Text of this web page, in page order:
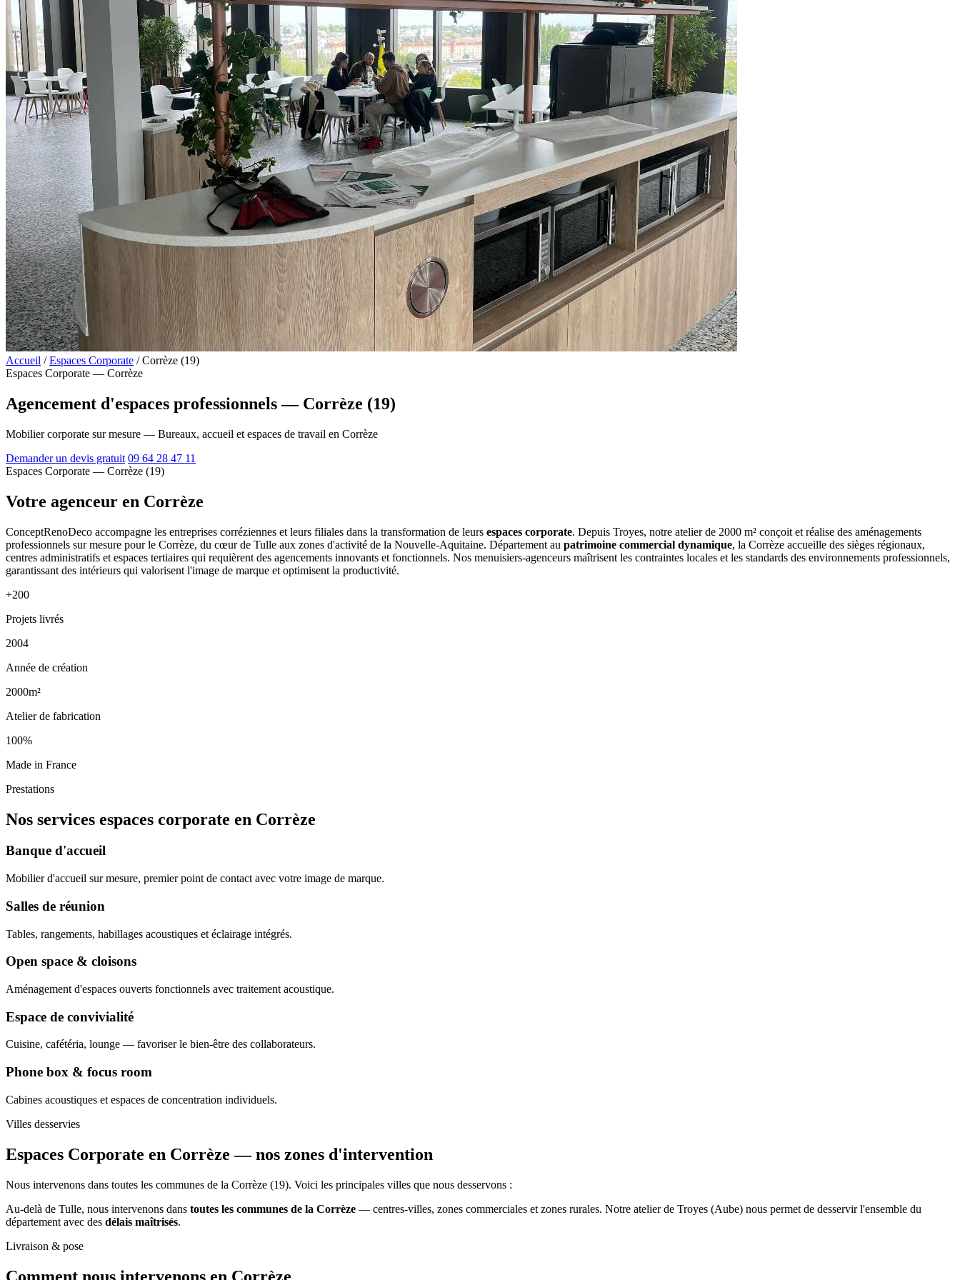
Accueil / Espaces Corporate / Corrèze (19)
Espaces Corporate — Corrèze
Agencement d'espaces professionnels — Corrèze (19)
Mobilier corporate sur mesure — Bureaux, accueil et espaces de travail en Corrèze
Demander un devis gratuit 09 64 28 47 11
Espaces Corporate — Corrèze (19)
Votre agenceur en Corrèze
ConceptRenoDeco accompagne les entreprises corréziennes et leurs filiales dans la transformation de leurs espaces corporate. Depuis Troyes, notre atelier de 2000 m² conçoit et réalise des aménagements
professionnels sur mesure pour le Corrèze, du cœur de Tulle aux zones d'activité de la Nouvelle-Aquitaine. Département au patrimoine commercial dynamique, la Corrèze accueille des sièges régionaux,
centres administratifs et espaces tertiaires qui requièrent des agencements innovants et fonctionnels. Nos menuisiers-agenceurs maîtrisent les contraintes locales et les standards des environnements professionnels,
garantissant des intérieurs qui valorisent l'image de marque et optimisent la productivité.
+200
Projets livrés
2004
Année de création
2000m²
Atelier de fabrication
100%
Made in France
Prestations
Nos services espaces corporate en Corrèze
Banque d'accueil
Mobilier d'accueil sur mesure, premier point de contact avec votre image de marque.
Salles de réunion
Tables, rangements, habillages acoustiques et éclairage intégrés.
Open space & cloisons
Aménagement d'espaces ouverts fonctionnels avec traitement acoustique.
Espace de convivialité
Cuisine, cafétéria, lounge — favoriser le bien-être des collaborateurs.
Phone box & focus room
Cabines acoustiques et espaces de concentration individuels.
Villes desservies
Espaces Corporate en Corrèze —nos zones d'intervention
Nous intervenons dans toutes les communes de la Corrèze (19). Voici les principales villes que nous desservons :
Au-delà de Tulle, nous intervenons dans toutes les communes de la Corrèze — centres-villes, zones commerciales et zones rurales. Notre atelier de Troyes (Aube) nous permet de desservir l'ensemble du
département avec des délais maîtrisés.
Livraison & pose
Comment nous intervenons en Corrèze